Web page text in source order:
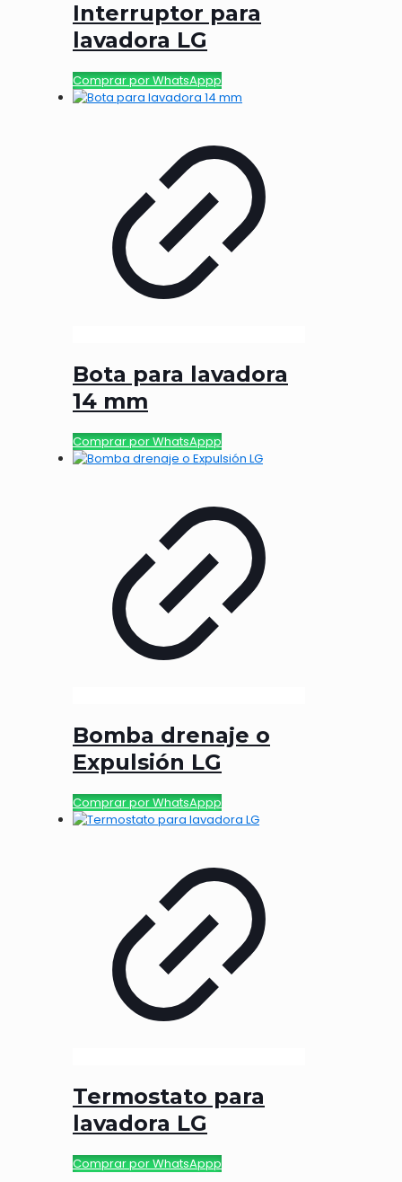
Interruptor para
lavadora LG
Comprar por WhatsAppp
Bota para lavadora
14 mm
Comprar por WhatsAppp
Bomba drenaje o
Expulsión LG
Comprar por WhatsAppp
Termostato para
lavadora LG
Comprar por WhatsAppp